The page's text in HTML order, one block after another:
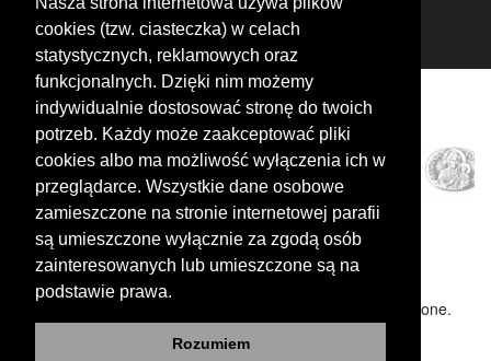
cookies (tzw. ciasteczka) w celach
statystycznych, reklamowych oraz
funkcjonalnych. Dzięki nim możemy
indywidualnie dostosować stronę do twoich
potrzeb. Każdy może zaakceptować pliki
cookies albo ma możliwość wyłączenia ich w
przeglądarce. Wszystkie dane osobowe
zamieszczone na stronie internetowej parafii
są umieszczone wyłącznie za zgodą osób
zainteresowanych lub umieszczone są na
podstawie prawa.
Rozumiem
Copyright © Realizacja profetoIT. Wszelkie prawa zastrzeżone.